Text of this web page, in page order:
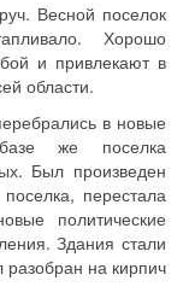
Весной поселок
Хорошо
и привлекают в
области.
в новые
же поселка
Был произведен
перестала
политические
Здания стали
разобран на кирпич